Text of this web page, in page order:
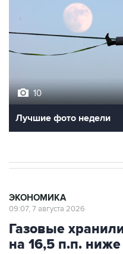
10
Лучшие фото недели
ЭКОНОМИКА
09:07, 7 августа 2026
Газовые
на 16,5 п.п. ниже